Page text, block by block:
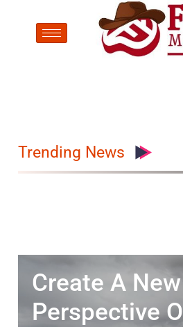
Trending News
Create A New
Perspective